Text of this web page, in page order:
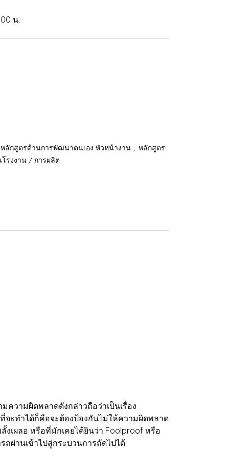
น.
หลักสูตรด้านการพัฒนาตนเอง หัวหน้างาน
หลักสูตร
รงงาน / การผลิต
วามผิดพลาดดังกล่าวถือว่าเป็นเรื่อง
จะทำได้ก็คือจะต้องป้องกันไม่ให้ความผิดพลาด
งเผลอ หรือที่มักเคยได้ยินว่า Foolproof หรือ
ถผ่านเข้าไปสู่กระบวนการถัดไปได้